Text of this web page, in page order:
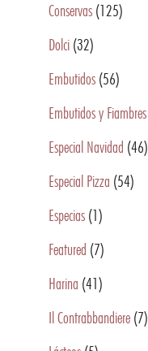
Conservas (125)
Dolci (32)
Embutidos (56)
Embutidos y Fiambres
Especial Navidad (46)
Especial Pizza (54)
Especias (1)
Featured (7)
Harina (41)
Il Contrabbandiere (7)